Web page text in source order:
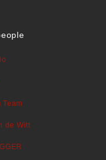
de Witt